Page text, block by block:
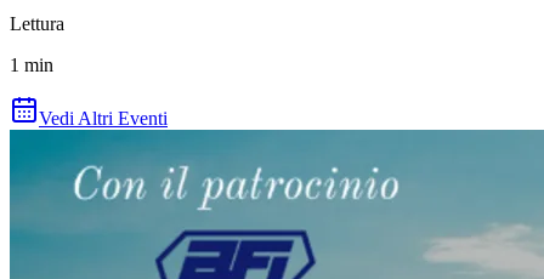
Lettura
1 min
Vedi Altri Eventi